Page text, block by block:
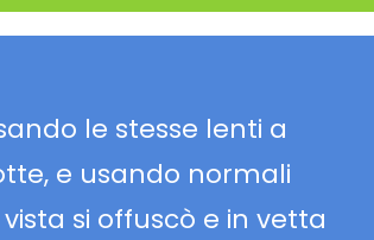
le stesse lenti a
e usando normali
si offuscò e in vetta